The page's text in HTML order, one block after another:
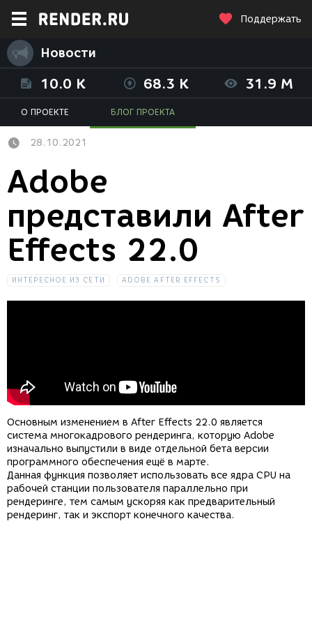
Поддержать
Новости
10.0 K 68.3 K 31.9 M
О ПРОЕКТЕ БЛОГ ПРОЕКТА
28.10.2021
Adobe
представили After
Effects 22.0
ИНТЕРЕСНОЕ ИЗ СЕТИ ADOBE AFTER EFFECTS
Основным изменением в After Effects 22.0 является
система многокадрового рендеринга, которую Adobe
изначально выпустили в виде отдельной бета версии
программного обеспечения ещё в марте.
Данная функция позволяет использовать все ядра CPU на
рабочей станции пользователя параллельно при
рендеринге, тем самым ускоряя как предварительный
рендеринг, так и экспорт конечного качества.